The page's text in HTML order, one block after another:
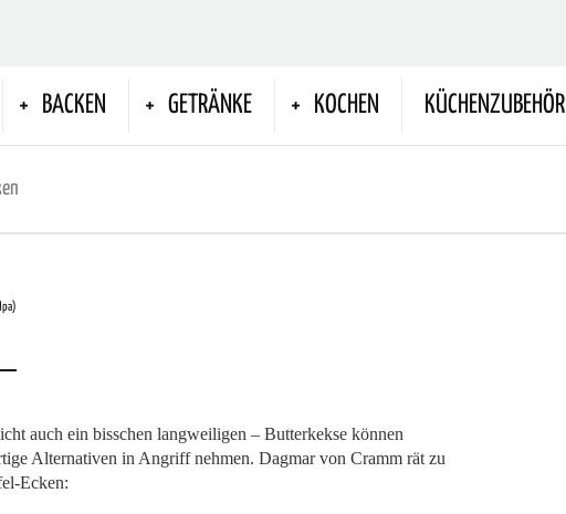
BACKEN GETRÄNKE KOCHEN KÜCHENZUBEHÖR
auch ein bisschen langweiligen – Butterkekse können
Alternativen in Angriff nehmen. Dagmar von Cramm rät zu
Ecken: